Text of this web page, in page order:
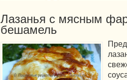
Лазанья с мясным
бешамель